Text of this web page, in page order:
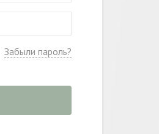
Забыли пароль?